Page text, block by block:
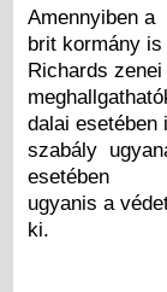
Amennyiben a
brit kormány
Richards
dalai esetében
szabály
esetében
ugyanis a
ki.